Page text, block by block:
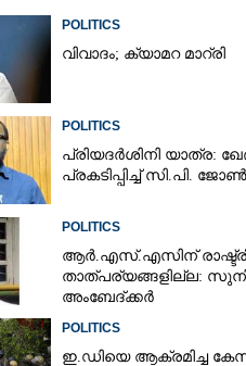
POLITICS
വിവാദം; ക്യാമറ മാറ്രി
POLITICS
പ്രിയദർശിനി യാത്ര:
പ്രകടിപ്പിച്ച് സി.പി. ജോൺ
POLITICS
ആർ.എസ്.എസിന്
താത്പര്യങ്ങളില്ല:
അംബേദ്ക്കർ
POLITICS
ഇ.ഡിയെ ആക്രമിച്ച